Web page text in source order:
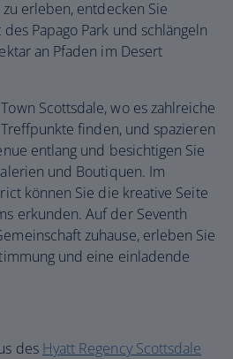
erleben, entdecken Sie
Papago Park und schlängeln
an Pfaden im Desert
Scottsdale, wo es zahlreiche
finden, und spazieren
entlang und besichtigen Sie
und Boutiquen. Im
können Sie die kreative Seite
erkunden. Auf der Seventh
zuhause, erleben Sie
und eine einladende
des Hyatt Regency Scottsdale